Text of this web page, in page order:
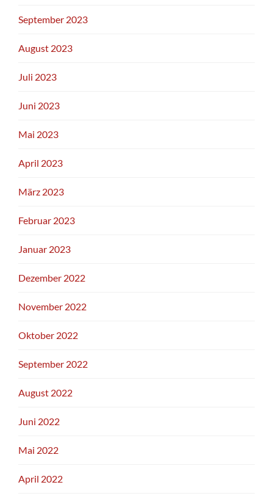
September 2023
August 2023
Juli 2023
Juni 2023
Mai 2023
April 2023
März 2023
Februar 2023
Januar 2023
Dezember 2022
November 2022
Oktober 2022
September 2022
August 2022
Juni 2022
Mai 2022
April 2022